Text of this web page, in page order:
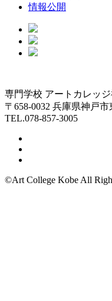
情報公開
専門学校 アートカレッ
〒658-0032 兵庫県神戸
TEL.078-857-3005
©Art College Kobe All